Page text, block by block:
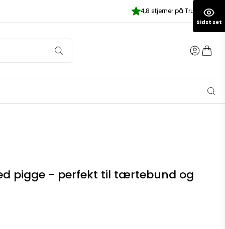
4,8 stjerner på Trustpilot
pigge - perfekt til tærtebund og
Sidst set